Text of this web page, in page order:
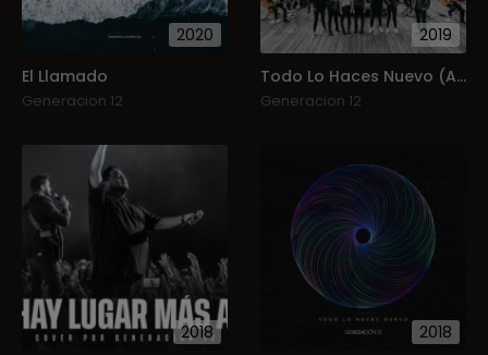
2020
El Llamado
Generacion 12
2019
Todo Lo Haces Nuevo (Acústico)
Generacion 12
2018
2018